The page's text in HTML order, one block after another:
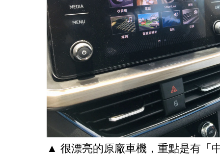
▲ 很漂亮的原廠車機，重點是有「